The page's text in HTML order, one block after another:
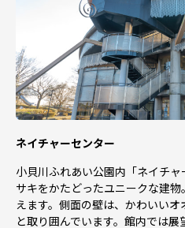
・≪2025年12月15日（月）≫
しては、2026年1月以降の発
いいたします。
・年末年始に寄附申込をいた
ついては、年末年始の影響で、
があります。
【オンライン・ワンストップ
下妻市は「自治体マイペー
ストップ特例申請に対応して
ネイチャーセンター
小貝川ふれあい公園内「ネイチ
サキをかたどったユニークな建
えます。側面の壁は、かわいい
と取り囲んでいます。館内では